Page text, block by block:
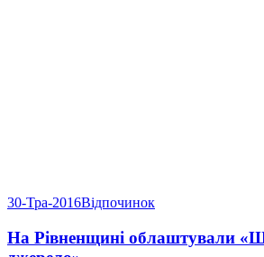
30-Тра-2016Відпочинок
На Рівненщині облаштували